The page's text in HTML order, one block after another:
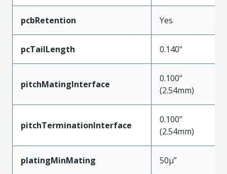
pcbRetention Yes
pcTailLength 0.140"
pitchMatingInterface
0.100"
(2.54mm)
pitchTerminationInterface
0.100"
(2.54mm)
platingMinMating 50µ”